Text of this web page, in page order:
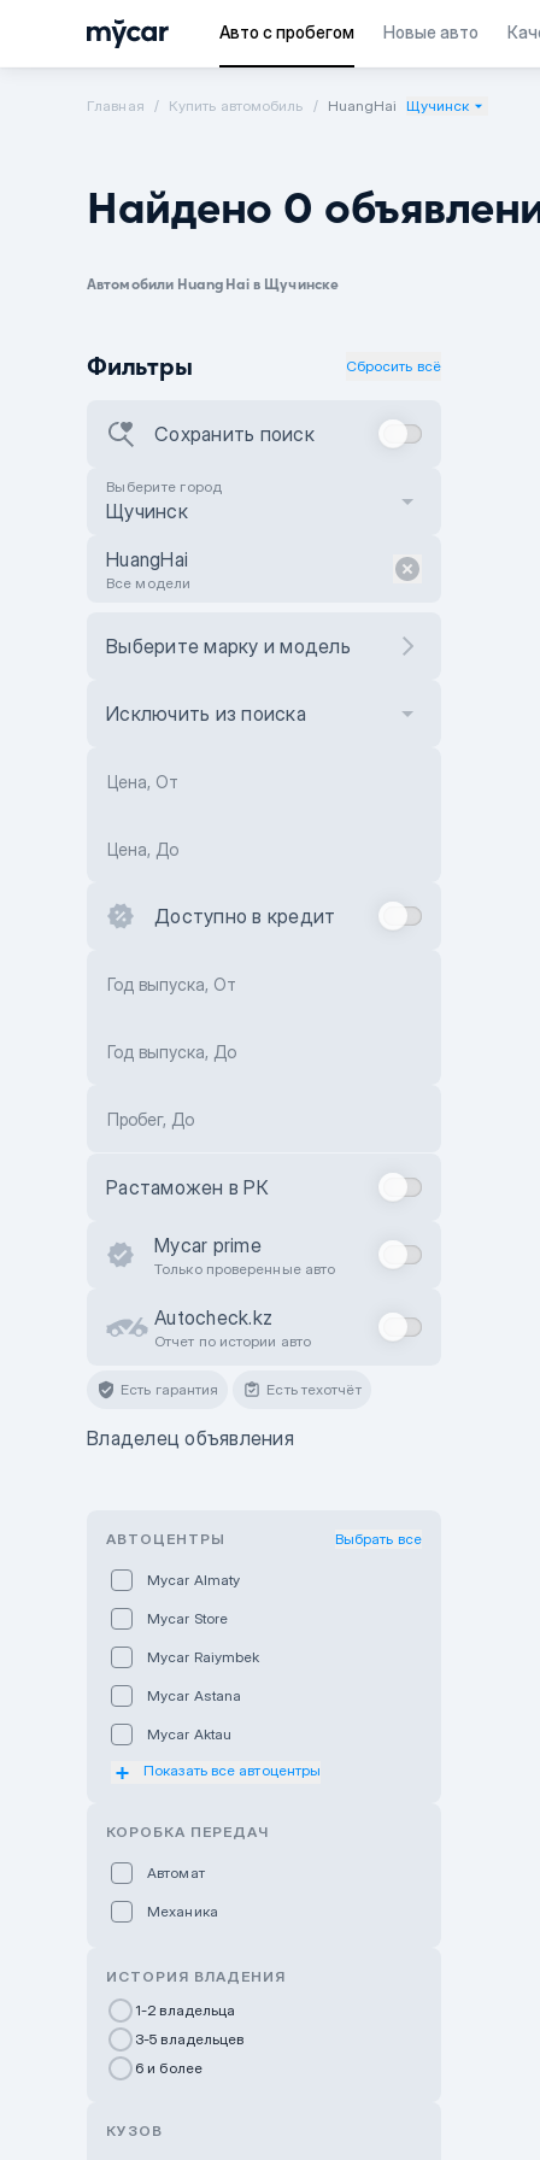
Авто с пробегом Новые авто
Главная Купить автомобиль HuangHai Щучинск
Найдено 0
Автомобили HuangHai в Щучинске
Фильтры Сбросить всё
Сохранить поиск
Выберите город
Щучинск
HuangHai
Все модели
Выберите марку и модель
Исключить из поиска
Цена, От
Цена, До
Доступно в кредит
Год выпуска, От
Год выпуска, До
Пробег, До
Растаможен в РК
Mycar prime
Только проверенные авто
Autocheck.kz
Отчет по истории авто
Есть гарантия Есть техотчёт
Владелец объявления
АВТОЦЕНТРЫ Выбрать все
Mycar Almaty
Mycar Store
Mycar Raiymbek
Mycar Astana
Mycar Aktau
Mycar Uralsk
GWM Nurly Zhol
Chery Astana
Показать все автоцентры
КОРОБКА ПЕРЕДАЧ
Автомат
Механика
ИСТОРИЯ ВЛАДЕНИЯ
1-2 владельца
3-5 владельцев
6 и более
КУЗОВ